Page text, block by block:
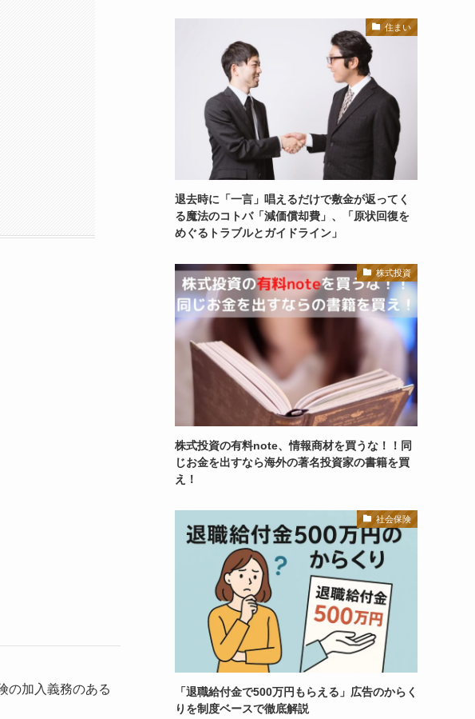
の加入義務のある
住まい
退去時に「一言」唱えるだけで敷金が返ってく
る魔法のコトバ「減価償却費」、「原状回復を
めぐるトラブルとガイドライン」
株式投資
株式投資の有料note、情報商材を買うな！！同
じお金を出すなら海外の著名投資家の書籍を買
え！
社会保険
「退職給付金で500万円もらえる」広告のからく
りを制度ベースで徹底解説